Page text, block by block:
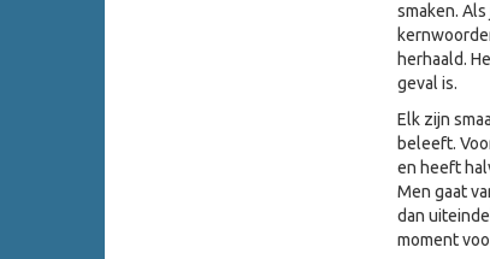
smaken.
herhaald.
geval is.
Elk zijn
beleeft.
en heeft
Men gaat
dan
moment